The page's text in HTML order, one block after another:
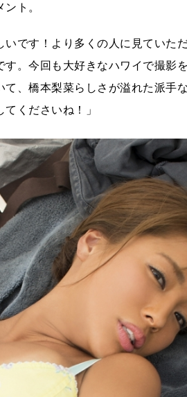
ト。
いです！より多くの人に見ていた
。今回も大好きなハワイで撮影
、橋本梨菜らしさが溢れた派手
くださいね！」